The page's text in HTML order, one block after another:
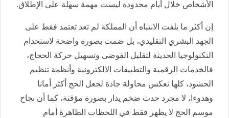
الأشخاص خلال أيام محدودة ليست مهمة سهلة على الإطلاق.
إن أكثر ما يلفت الانتباه أن المملكة لم تعد تعتمد فقط على
الجهد البشري التقليدي، بل ضمت بصورة واضحة لاستخدام
التكنولوجيا الحديثة لتقليل الفوضى وتسهيل حركة الحجاج،
فالخدمات الرقمية والتطبيقات الالكترونية وأنظمة تنظيم
الحشود، كلها تعكس محاولة جادة لجعل الحج أكثر أمانا
وهدوءا، لا مجرد حدث ضخم يدار بصورة مؤقتة، كما أن نجاح
موسم الحج لا يظهر فقط في اللحظات الظاهرة أمام